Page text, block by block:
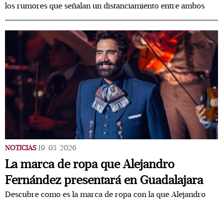
los rumores que señalan un distanciamiento entre ambos
NOTICIAS 19/03/2026
La marca de ropa que Alejandro
Fernández presentará en Guadalajara
Descubre como es la marca de ropa con la que Alejandro